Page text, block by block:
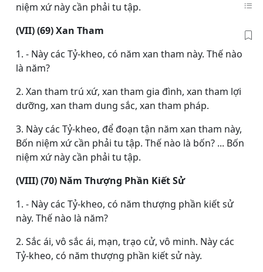
niệm xứ này cần phải tu tập.
(VII) (69) Xan Tham
1. - Này các Tỷ-kheo, có năm xan tham này. Thế nào
là năm?
2. Xan tham trú xứ, xan tham gia đình, xan tham lợi
dưỡng, xan tham dung sắc, xan tham pháp.
3. Này các Tỷ-kheo, để đoạn tận năm xan tham này,
Bốn niệm xứ cần phải tu tập. Thế nào là bốn? ... Bốn
niệm xứ này cần phải tu tập.
(VIII) (70) Năm Thượng Phần Kiết Sử
1. - Này các Tỷ-kheo, có năm thượng phần kiết sử
này. Thế nào là năm?
2. Sắc ái, vô sắc ái, mạn, trạo cử, vô minh. Này các
Tỷ-kheo, có năm thượng phần kiết sử này.